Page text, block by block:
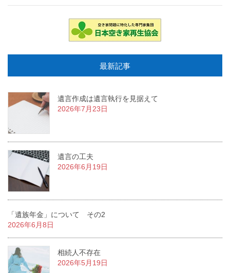
最新記事
遺言作成は遺言執行を見据えて
2026年7月23日
遺言の工夫
2026年6月19日
「遺族年金」について その2
2026年6月8日
相続人不存在
2026年5月19日